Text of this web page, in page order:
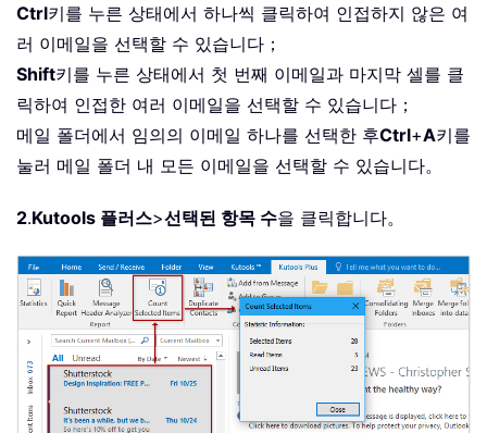
Ctrl키를 누른 상태에서 하나씩 클릭하여 인접하지 않은 여
러 이메일을 선택할 수 있습니다；
Shift키를 누른 상태에서 첫 번째 이메일과 마지막 셀를 클
릭하여 인접한 여러 이메일을 선택할 수 있습니다；
메일 폴더에서 임의의 이메일 하나를 선택한 후Ctrl+A키를
눌러 메일 폴더 내 모든 이메일을 선택할 수 있습니다。
2.Kutools 플러스>선택된 항목 수을 클릭합니다。